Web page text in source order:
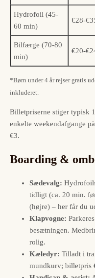
Hydrofoil (45-
60 min)
€28-
Bilfærge (70-80
min)
€20-
*Børn under 4 år rejser gratis
inkluderet.
Billetpriserne stiger typisk
enkelte weekendafgange
€3.
Boarding &
Sædevalg:
tidligt (ca. 20 min.
(højre) – her får du
Klapvogne:
besætningen.
rolig.
Kæledyr: Tilladt i
mundkurv; billetpris